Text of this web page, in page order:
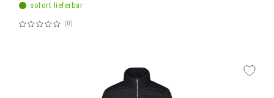
sofort lieferbar
Bewertung:
0